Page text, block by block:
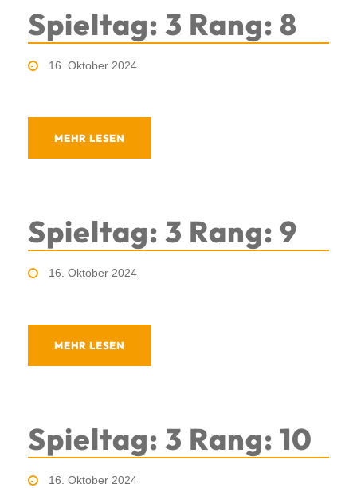
Spieltag: 3 Rang: 8
16. Oktober 2024
MEHR LESEN
Spieltag: 3 Rang: 9
16. Oktober 2024
MEHR LESEN
Spieltag: 3 Rang: 10
16. Oktober 2024